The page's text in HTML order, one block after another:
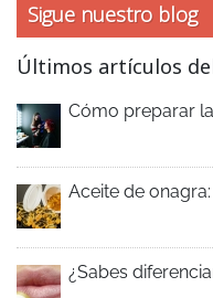
Sigue nuestro blog
Últimos artículos
Cómo preparar
Aceite de
¿Sabes